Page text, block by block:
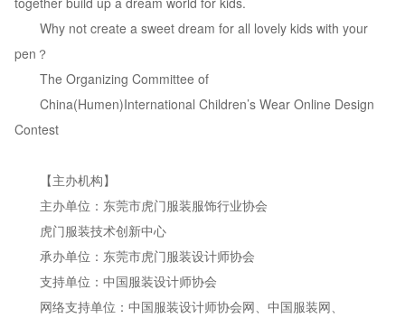
Why not create a sweet dream for all lovely kids with your
pen？
The Organizing Committee of
China(Humen)International Children’s Wear Online Design
Contest
【主办机构】
主办单位：东莞市虎门服装服饰行业协会
虎门服装技术创新中心
承办单位：东莞市虎门服装设计师协会
支持单位：中国服装设计师协会
网络支持单位：中国服装设计师协会网、中国服装网、